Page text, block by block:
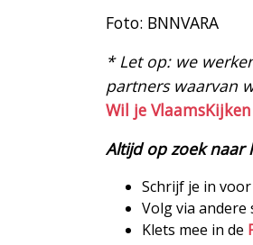
Foto: BNNVARA
* Let op: we
partners waarvan
Wil je
Altijd op zoek naar
Schrijf je in
Volg via andere
Klets mee in de